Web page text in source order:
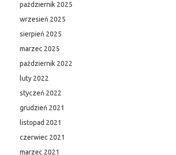
październik 2025
wrzesień 2025
sierpień 2025
marzec 2025
październik 2022
luty 2022
styczeń 2022
grudzień 2021
listopad 2021
czerwiec 2021
marzec 2021